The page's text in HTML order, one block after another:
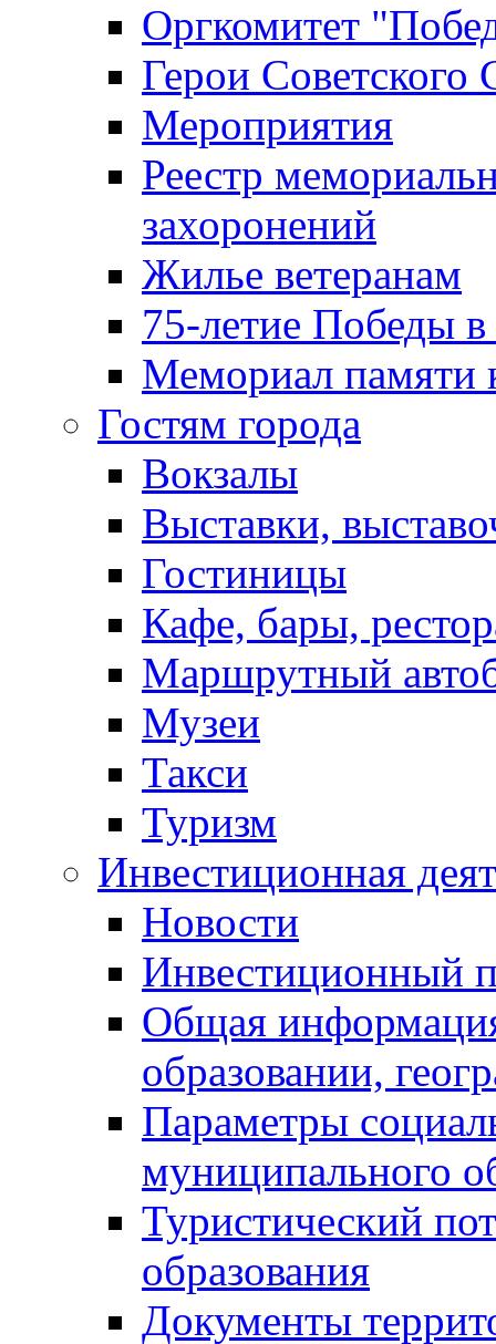
Оргкомитет
Герои Советского
Мероприятия
Реестр
захоронений
Жилье ветеранам
75-летие Победы
Мемориал памяти
Гостям города
Вокзалы
Выставки,
Гостиницы
Кафе, бары,
Маршрутный
Музеи
Такси
Туризм
Инвестиционная
Новости
Инвестиционный
Общая
образовании,
Параметры
муниципального
Туристический
образования
Документы